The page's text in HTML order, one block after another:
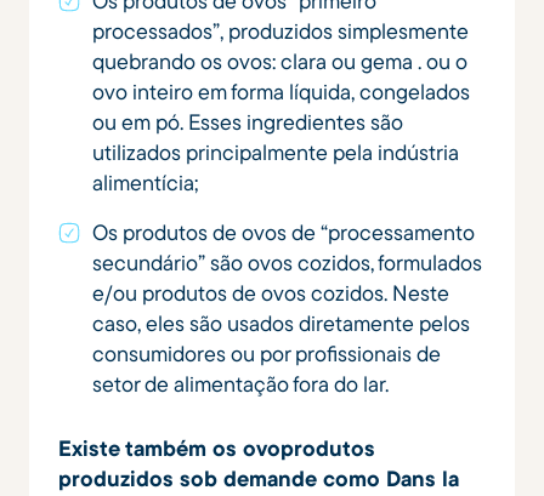
processados”, produzidos simplesmente
quebrando os ovos: clara ou gema . ou o
ovo inteiro em forma líquida, congelados
ou em pó. Esses ingredientes são
utilizados principalmente pela indústria
alimentícia;
Os produtos de ovos de “processamento
secundário” são ovos cozidos, formulados
e/ou produtos de ovos cozidos. Neste
caso, eles são usados ​​diretamente pelos
consumidores ou por profissionais de
setor de alimentação fora do lar.
Existe também os ovoprodutos
produzidos sob demande como Dans la